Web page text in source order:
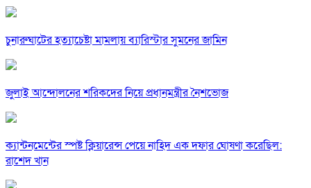
চুনারুঘাটের হত্যাচেষ্টা মামলায় ব্যারিস্টার সুমনের জামিন
জুলাই আন্দোলনের শরিকদের নিয়ে প্রধানমন্ত্রীর নৈশভোজ
ক্যান্টনমেন্টের স্পষ্ট ক্লিয়ারেন্স পেয়ে নাহিদ এক দফার ঘোষণা করেছিল:
রাশেদ খান